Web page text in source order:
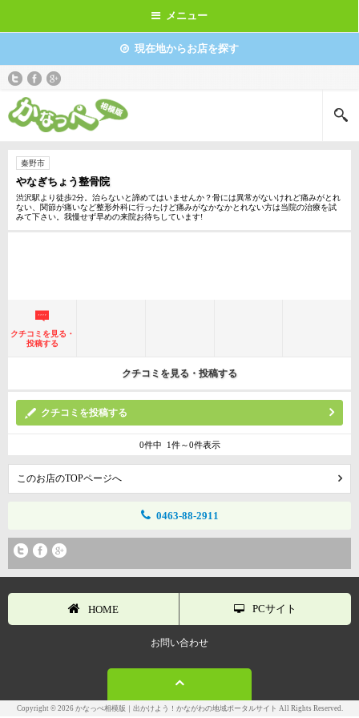
メニュー
現在地からお店を探す
秦野市
やなぎちょう整骨院
渋沢駅より徒歩2分。治らないと諦めてはいませんか？骨には異常がないけれど痛みがとれ
ない、関節が痛いなど整形外科に行ったけど痛みがなかなかとれない方は当院の治療を試
みて下さい。我慢せず早めの来院お待ちしています!
クチコミを見る・
投稿する
クチコミを見る・投稿する
クチコミを投稿する
0件中 1件～0件表示
このお店のTOPページへ
0463-88-2911
HOME PCサイト
お問い合わせ
Copyright © 2026 かなっぺ相模版｜出かけよう！かながわの地域ポータルサイト All Rights Reserved.